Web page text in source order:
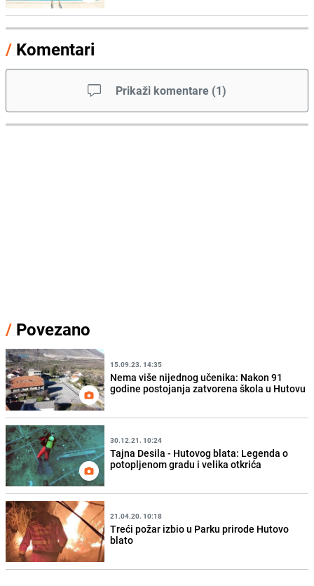
/ Komentari
Prikaži komentare (1)
/ Povezano
15.09.23. 14:35
Nema više nijednog učenika: Nakon 91
godine postojanja zatvorena škola u Hutovu
30.12.21. 10:24
Tajna Desila - Hutovog blata: Legenda o
potopljenom gradu i velika otkrića
21.04.20. 10:18
Treći požar izbio u Parku prirode Hutovo
blato